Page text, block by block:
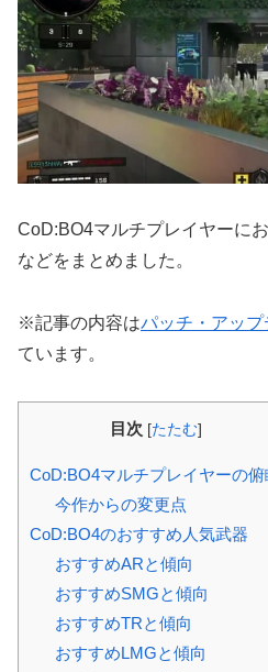
CoD:BO4マルチプレイヤーに
などをまとめました。
※記事の内容はパッチ・アッ
ています。
目次 [たたむ]
CoD:BO4マルチプレイヤーの俯
今作からの変更点
CoD:BO4のおすすめ人気武器
おすすめARと傾向
おすすめSMGと傾向
おすすめTRと傾向
おすすめLMGと傾向